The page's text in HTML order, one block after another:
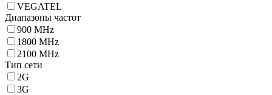
VEGATEL
Диапазоны частот
900 MHz
1800 MHz
2100 MHz
Тип сети
2G
3G